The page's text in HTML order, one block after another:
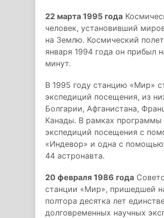
22 марта 1995 года
человек, установивший
на Землю. Космический
января 1994 года он прибыл
минут.
В 1995 году станцию «Мир»
экспедиций посещения, из
Болгарии, Афганистана,
Канады. В рамках
экспедиций посещения с
«Индевор» и одна с
44 астронавта.
20 февраля 1986 года
станции «Мир», пришедшей
полтора десятка лет
долговременных научных